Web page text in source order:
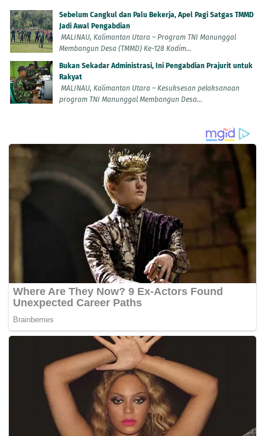
Sebelum Cangkul dan Palu Bekerja, Apel Pagi Satgas TMMD
Jadi Awal Pengabdian
MALINAU, Kalimantan Utara – Program TNI Manunggal
Membangun Desa (TMMD) Ke-128 Kodim...
Bukan Sekadar Administrasi, Ini Pengabdian Prajurit untuk
Rakyat
MALINAU, Kalimantan Utara – Kesuksesan pelaksanaan
program TNI Manunggal Membangun Desa...